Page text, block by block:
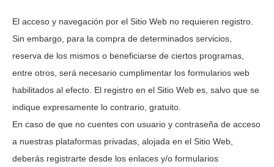
El acceso y navegación por el Sitio Web no requieren registro.
Sin embargo, para la compra de determinados servicios,
reserva de los mismos o beneficiarse de ciertos programas,
entre otros, será necesario cumplimentar los formularios web
habilitados al efecto. El registro en el Sitio Web es, salvo que se
indique expresamente lo contrario, gratuito.
En caso de que no cuentes con usuario y contraseña de acceso
a nuestras plataformas privadas, alojada en el Sitio Web,
deberás registrarte desde los enlaces y/o formularios